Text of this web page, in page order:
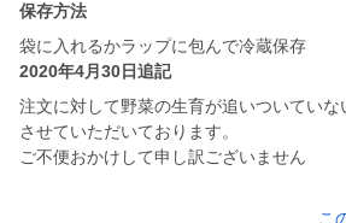
保存方法
袋に入れるかラップに包んで冷蔵保存
2020年4月30日追記
注文に対して野菜の生育が追いついてい
させていただいております。
ご不便おかけして申し訳ございません
こ